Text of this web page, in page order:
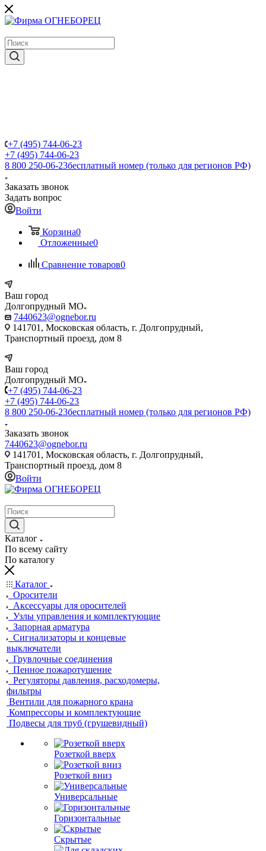
+7 (495) 744-06-23
+7 (495) 744-06-23
8 800 250-06-23бесплатный номер (только для регионов РФ)
Заказать звонок
Задать вопрос
Войти
Корзина0
Отложенные0
Сравнение товаров0
Ваш город
Долгопрудный МО
7440623@ognebor.ru
141701, Московская область, г. Долгопрудный,
Транспортный проезд, дом 8
Ваш город
Долгопрудный МО
+7 (495) 744-06-23
+7 (495) 744-06-23
8 800 250-06-23бесплатный номер (только для регионов РФ)
Заказать звонок
7440623@ognebor.ru
141701, Московская область, г. Долгопрудный,
Транспортный проезд, дом 8
Войти
Каталог
По всему сайту
По каталогу
Каталог
Оросители
Аксессуары для оросителей
Узлы управления и комплектующие
Запорная арматура
Сигнализаторы и концевые
выключатели
Грувлочные соединения
Пенное пожаротушение
Регуляторы давления, расходомеры,
фильтры
Вентили для пожарного крана
Компрессоры и комплектующие
Подвесы для труб (грушевидный)
Розеткой вверх
Розеткой вниз
Универсальные
Горизонтальные
Скрытые